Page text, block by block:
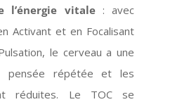
l’énergie vitale: avec
Activant et en Focalisant
le cerveau a une
pensée répétée et les
réduites. Le TOC se